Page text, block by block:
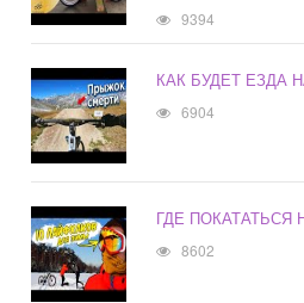
9394
КАК БУДЕТ ЕЗДА
6904
ГДЕ
8602